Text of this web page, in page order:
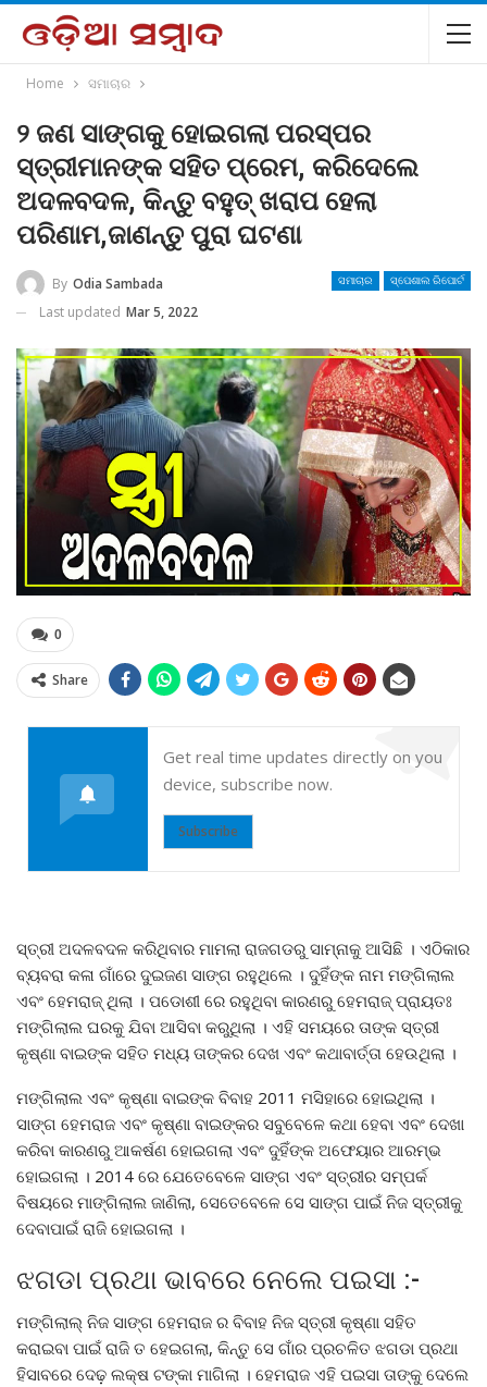
Home ସମାଚାର
୨ ଜଣ ସାଙ୍ଗକୁ ହୋଇଗଲା ପରସ୍ପର
ସ୍ତ୍ରୀମାନଙ୍କ ସହିତ ପ୍ରେମ, କରିଦେଲେ
ଅଦଳବଦଳ, କିନ୍ତୁ ବହୁତ୍ ଖରାପ ହେଲା
ପରିଣାମ,ଜାଣନ୍ତୁ ପୁରା ଘଟଣା
ସମାଚାର ସ୍ପେଶାଲ ରିପୋର୍ଟ
By Odia Sambada
Last updated Mar 5, 2022
0
Share
Get real time updates directly on you
device, subscribe now.
Subscribe
ସ୍ତ୍ରୀ ଅଦଳବଦଳ କରିଥିବାର ମାମଲା ରାଜଗଡରୁ ସାମ୍ନାକୁ ଆସିଛି । ଏଠିକାର
ବ୍ୟବରା କଳା ଗାଁରେ ଦୁଇଜଣ ସାଙ୍ଗ ରହୁଥିଲେ । ଦୁହିଁଙ୍କ ନାମ ମଙ୍ଗିଲାଲ
ଏବଂ ହେମରାଜ୍ ଥିଲା । ପଡୋଶୀ ରେ ରହୁଥିବା କାରଣରୁ ହେମରାଜ୍ ପ୍ରାୟତଃ
ମଙ୍ଗିଲାଲ ଘରକୁ ଯିବା ଆସିବା କରୁଥିଲା । ଏହି ସମୟରେ ତାଙ୍କ ସ୍ତ୍ରୀ
କୃଷ୍ଣା ବାଇଙ୍କ ସହିତ ମଧ୍ୟ ତାଙ୍କର ଦେଖ ଏବଂ କଥାବାର୍ତ୍ତା ହେଉଥିଲା ।
ମଙ୍ଗିଲାଲ ଏବଂ କୃଷ୍ଣା ବାଇଙ୍କ ବିବାହ 2011 ମସିହାରେ ହୋଇଥିଲା ।
ସାଙ୍ଗ ହେମରାଜ ଏବଂ କୃଷ୍ଣା ବାଇଙ୍କର ସବୁବେଳେ କଥା ହେବା ଏବଂ ଦେଖା
କରିବା କାରଣରୁ ଆକର୍ଷଣ ହୋଇଗଲା ଏବଂ ଦୁହିଁଙ୍କ ଅଫେୟାର ଆରମ୍ଭ
ହୋଇଗଲା । 2014 ରେ ଯେତେବେଳେ ସାଙ୍ଗ ଏବଂ ସ୍ତ୍ରୀର ସମ୍ପର୍କ
ବିଷୟରେ ମାଙ୍ଗିଲାଲ ଜାଣିଲା, ସେତେବେଳେ ସେ ସାଙ୍ଗ ପାଇଁ ନିଜ ସ୍ତ୍ରୀକୁ
ଦେବାପାଇଁ ରାଜି ହୋଇଗଲା ।
ଝଗଡା ପ୍ରଥା ଭାବରେ ନେଲେ ପଇସା :-
ମଙ୍ଗିଲାଲ୍ ନିଜ ସାଙ୍ଗ ହେମରାଜ ର ବିବାହ ନିଜ ସ୍ତ୍ରୀ କୃଷ୍ଣା ସହିତ
କରାଇବା ପାଇଁ ରାଜି ତ ହେଇଗଲା, କିନ୍ତୁ ସେ ଗାଁର ପ୍ରଚଳିତ ଝଗଡା ପ୍ରଥା
ହିସାବରେ ଦେଢ଼ ଲକ୍ଷ ଟଙ୍କା ମାଗିଲା । ହେମରାଜ ଏହି ପଇସା ତାଙ୍କୁ ଦେଲେ